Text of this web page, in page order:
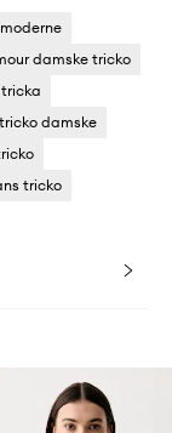
damske tricko
damske
tricko